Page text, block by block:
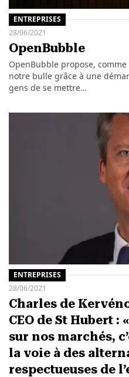
ENTREPRISES
28/06/2021
OpenBubble
OpenBubble propose, comme
notre bulle grâce à une
gens de se mettre…
ENTREPRISES
28/06/2021
Charles de
CEO de St Hubert :
sur nos marchés,
la voie à des
respectueuses de